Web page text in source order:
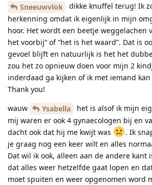
Sneeuwvlok
dikke knuffel terug! Ik
herkenning omdat ik eigenlijk in mijn
hoor. Het wordt een beetje weggelachen
het voorbij” of “het is het waard”. Dat is
gevoel blijft en natuurlijk is het het
zou het zo opnieuw doen voor mijn 2
inderdaad ga kijken of ik met iemand
Thank you!
wauw
Ysabella
het is alsof ik mijn
mij waren er ook 4 gynaecologen bij en
dacht ook dat hij me kwijt was
. Ik
je graag nog een keer wilt en alles
Dat wil ik ook, alleen aan de andere kant
dat alles weer hetzelfde gaat lopen en
moet spuiten en weer opgenomen word